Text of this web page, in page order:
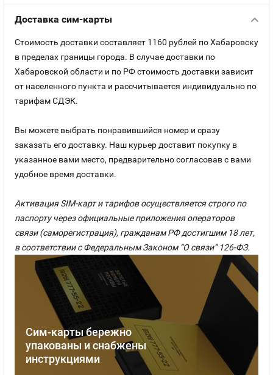
Доставка сим-карты
Сим-карты бережно
упакованы и снабжены
инструкциями
Стоимость доставки составляет 1160 рублей по Хабаровску
в пределах границы города. В случае доставки по
Хабаровской области и по РФ стоимость доставки зависит
от населенного пункта и рассчитывается индивидуально по
тарифам СДЭК.
Вы можете выбрать понравившийся номер и сразу
заказать его доставку. Наш курьер доставит покупку в
указанное вами место, предварительно согласовав с вами
удобное время доставки.
Активация SIM-карт и тарифов осуществляется строго по
паспорту через официальные приложения операторов
связи (саморегистрация), гражданам РФ достигшим 18 лет,
в соответствии с Федеральным Законом “О связи” 126-ФЗ.